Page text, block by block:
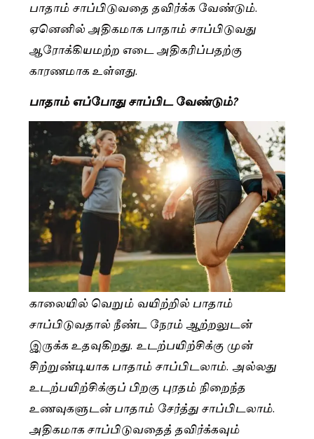
பாதாம் சாப்பிடுவதை தவிர்க்க வேண்டும்.
ஏனெனில் அதிகமாக பாதாம் சாப்பிடுவது
ஆரோக்கியமற்ற எடை அதிகரிப்பதற்கு
காரணமாக உள்ளது.
பாதாம் எப்போது சாப்பிட வேண்டும்?
காலையில் வெறும் வயிற்றில் பாதாம்
சாப்பிடுவதால் நீண்ட நேரம் ஆற்றலுடன்
இருக்க உதவுகிறது. உடற்பயிற்சிக்கு முன்
சிற்றுண்டியாக பாதாம் சாப்பிடலாம். அல்லது
உடற்பயிற்சிக்குப் பிறகு புரதம் நிறைந்த
உணவுகளுடன் பாதாம் சேர்த்து சாப்பிடலாம்.
அதிகமாக சாப்பிடுவதைத் தவிர்க்கவும்